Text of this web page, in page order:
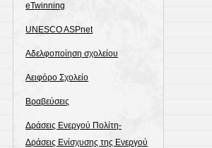
eTwinning
UNESCO ASPnet
Αδελφοποίηση σχολείου
Αειφόρο Σχολείο
Βραβεύσεις
Δράσεις Ενεργού Πολίτη-
Δράσεις Ενίσχυσης της Ενεργού